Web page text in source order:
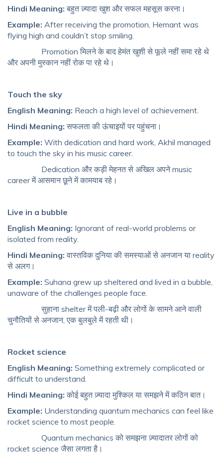
Hindi Meaning: बहुत ज़्यादा खुश और सफल महसूस करना।
Example: After receiving the promotion, Hemant was
flying high and couldn’t stop smiling.
Promotion मिलने के बाद हेमंत खुशी से फूले नहीं समा रहे थे
और अपनी मुस्कान नहीं रोक पा रहे थे।
Touch the sky
English Meaning: Reach a high level of achievement.
Hindi Meaning: सफलता की ऊंचाइयों पर पहुंचना।
Example: With dedication and hard work, Akhil managed
to touch the sky in his music career.
Dedication और कड़ी मेहनत से अखिल अपने music
career में आसमान छूने में कामयाब रहे।
Live in a bubble
English Meaning: Ignorant of real-world problems or
isolated from reality.
Hindi Meaning: वास्तविक दुनिया की समस्याओं से अनजान या reality
से अलग।
Example: Suhana grew up sheltered and lived in a bubble,
unaware of the challenges people face.
सुहाना shelter में पली-बढ़ी और लोगों के सामने आने वाली
चुनौतियों से अनजान, एक बुलबुले में रहती थी।
Rocket science
English Meaning: Something extremely complicated or
difficult to understand.
Hindi Meaning: कोई बहुत ज़्यादा मुश्किल या समझने में कठिन बात।
Example: Understanding quantum mechanics can feel like
rocket science to most people.
Quantum mechanics को समझना ज़्यादातर लोगों को
rocket science जैसा लगता है।